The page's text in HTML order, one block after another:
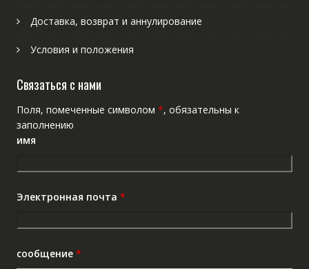
Доставка, возврат и аннулирование
Условия и положения
Связаться с нами
Поля, помеченные символом *, обязательны к
заполнению
имя
Электронная почта *
сообщение *